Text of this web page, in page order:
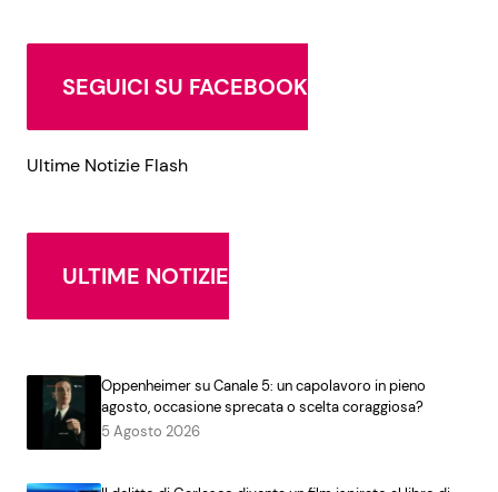
SEGUICI SU FACEBOOK
Ultime Notizie Flash
ULTIME NOTIZIE
Oppenheimer su Canale 5: un capolavoro in pieno
agosto, occasione sprecata o scelta coraggiosa?
5 Agosto 2026